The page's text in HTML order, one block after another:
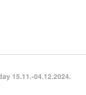
15.11.-04.12.2024.